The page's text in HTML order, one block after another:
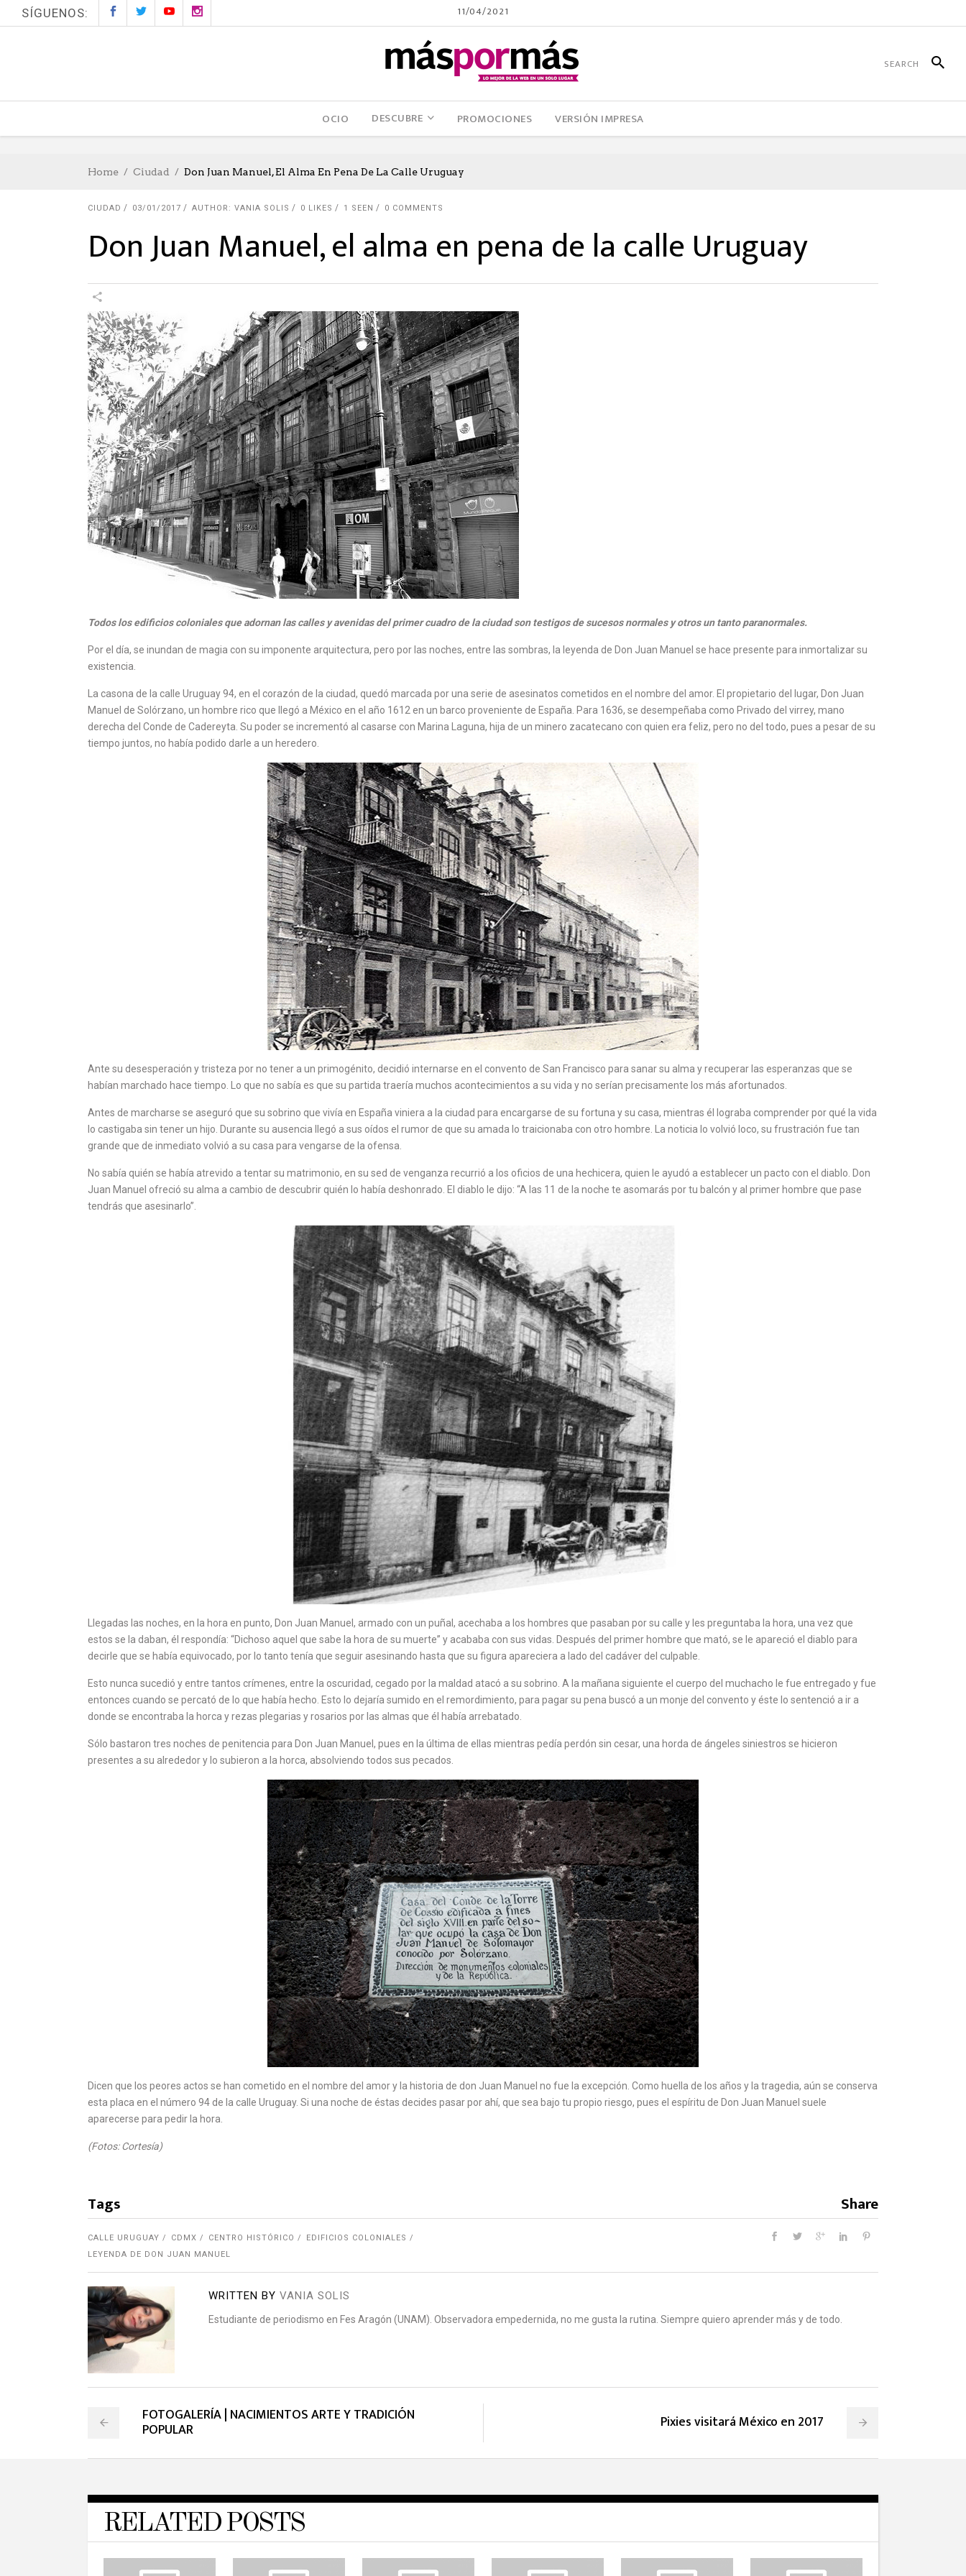
SÍGUENOS: 11/04/2021
OCIO DESCUBRE PROMOCIONES VERSIÓN IMPRESA
Home Ciudad Don Juan Manuel, El Alma En Pena De La Calle Uruguay
CIUDAD 03/01/2017 AUTHOR: VANIA SOLIS 0 LIKES 1 SEEN 0 COMMENTS
Don Juan Manuel, el alma en pena de la calle Uruguay
Todos los edificios coloniales que adornan las calles y avenidas del primer cuadro de la ciudad son testigos de sucesos normales y otros un tanto paranormales.
Por el día, se inundan de magia con su imponente arquitectura, pero por las noches, entre las sombras, la leyenda de Don Juan Manuel se hace presente para inmortalizar su
existencia.
La casona de la calle Uruguay 94, en el corazón de la ciudad, quedó marcada por una serie de asesinatos cometidos en el nombre del amor. El propietario del lugar, Don Juan
Manuel de Solórzano, un hombre rico que llegó a México en el año 1612 en un barco proveniente de España. Para 1636, se desempeñaba como Privado del virrey, mano
derecha del Conde de Cadereyta. Su poder se incrementó al casarse con Marina Laguna, hija de un minero zacatecano con quien era feliz, pero no del todo, pues a pesar de su
tiempo juntos, no había podido darle a un heredero.
Ante su desesperación y tristeza por no tener a un primogénito, decidió internarse en el convento de San Francisco para sanar su alma y recuperar las esperanzas que se
habían marchado hace tiempo. Lo que no sabía es que su partida traería muchos acontecimientos a su vida y no serían precisamente los más afortunados.
Antes de marcharse se aseguró que su sobrino que vivía en España viniera a la ciudad para encargarse de su fortuna y su casa, mientras él lograba comprender por qué la vida
lo castigaba sin tener un hijo. Durante su ausencia llegó a sus oídos el rumor de que su amada lo traicionaba con otro hombre. La noticia lo volvió loco, su frustración fue tan
grande que de inmediato volvió a su casa para vengarse de la ofensa.
No sabía quién se había atrevido a tentar su matrimonio, en su sed de venganza recurrió a los oficios de una hechicera, quien le ayudó a establecer un pacto con el diablo. Don
Juan Manuel ofreció su alma a cambio de descubrir quién lo había deshonrado. El diablo le dijo: “A las 11 de la noche te asomarás por tu balcón y al primer hombre que pase
tendrás que asesinarlo”.
Llegadas las noches, en la hora en punto, Don Juan Manuel, armado con un puñal, acechaba a los hombres que pasaban por su calle y les preguntaba la hora, una vez que
estos se la daban, él respondía: “Dichoso aquel que sabe la hora de su muerte” y acababa con sus vidas. Después del primer hombre que mató, se le apareció el diablo para
decirle que se había equivocado, por lo tanto tenía que seguir asesinando hasta que su figura apareciera a lado del cadáver del culpable.
Esto nunca sucedió y entre tantos crímenes, entre la oscuridad, cegado por la maldad atacó a su sobrino. A la mañana siguiente el cuerpo del muchacho le fue entregado y fue
entonces cuando se percató de lo que había hecho. Esto lo dejaría sumido en el remordimiento, para pagar su pena buscó a un monje del convento y éste lo sentenció a ir a
donde se encontraba la horca y rezas plegarias y rosarios por las almas que él había arrebatado.
Sólo bastaron tres noches de penitencia para Don Juan Manuel, pues en la última de ellas mientras pedía perdón sin cesar, una horda de ángeles siniestros se hicieron
presentes a su alrededor y lo subieron a la horca, absolviendo todos sus pecados.
Dicen que los peores actos se han cometido en el nombre del amor y la historia de don Juan Manuel no fue la excepción. Como huella de los años y la tragedia, aún se conserva
esta placa en el número 94 de la calle Uruguay. Si una noche de éstas decides pasar por ahí, que sea bajo tu propio riesgo, pues el espíritu de Don Juan Manuel suele
aparecerse para pedir la hora.
(Fotos: Cortesía)
Tags
CALLE URUGUAY CDMX CENTRO HISTÓRICO
EDIFICIOS COLONIALES
LEYENDA DE DON JUAN MANUEL
Share
WRITTEN BY VANIA SOLIS
Estudiante de periodismo en Fes Aragón (UNAM). Observadora empedernida, no me gusta la rutina. Siempre quiero aprender más y de todo.
FOTOGALERÍA | NACIMIENTOS ARTE Y TRADICIÓN
POPULAR Pixies visitará México en 2017
RELATED POSTS